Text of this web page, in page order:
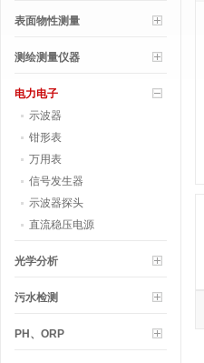
表面物性测量
测绘测量仪器
电力电子
示波器
钳形表
万用表
信号发生器
示波器探头
直流稳压电源
光学分析
污水检测
PH、ORP